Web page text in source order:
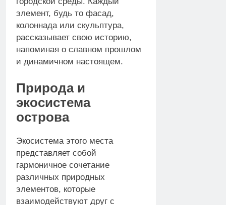
элемент, будь то фасад,
колоннада или скульптура,
рассказывает свою историю,
напоминая о славном прошлом
и динамичном настоящем.
Природа и
экосистема
острова
Экосистема этого места
представляет собой
гармоничное сочетание
различных природных
элементов, которые
взаимодействуют друг с